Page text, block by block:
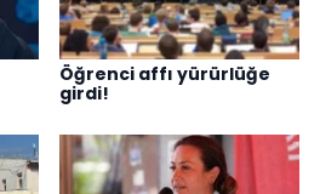
Öğrenci affı yürürlüğe
girdi!